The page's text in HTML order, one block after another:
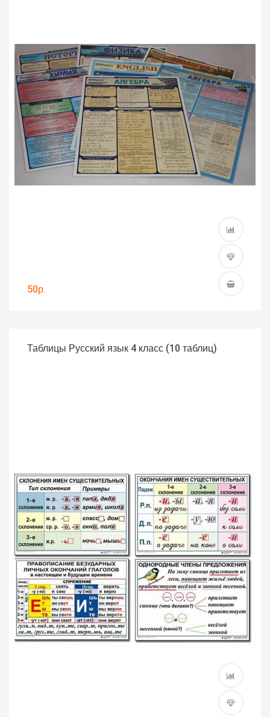
50р.
Таблицы Русский язык 4 класс (10 таблиц)